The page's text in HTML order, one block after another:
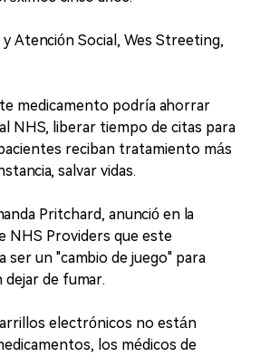
Atención Social, Wes Streeting,
medicamento podría ahorrar
NHS, liberar tiempo de citas para
reciban tratamiento más
salvar vidas.
Pritchard, anunció en la
NHS Providers que este
ser un "cambio de juego" para
dejar de fumar.
electrónicos no están
los médicos de